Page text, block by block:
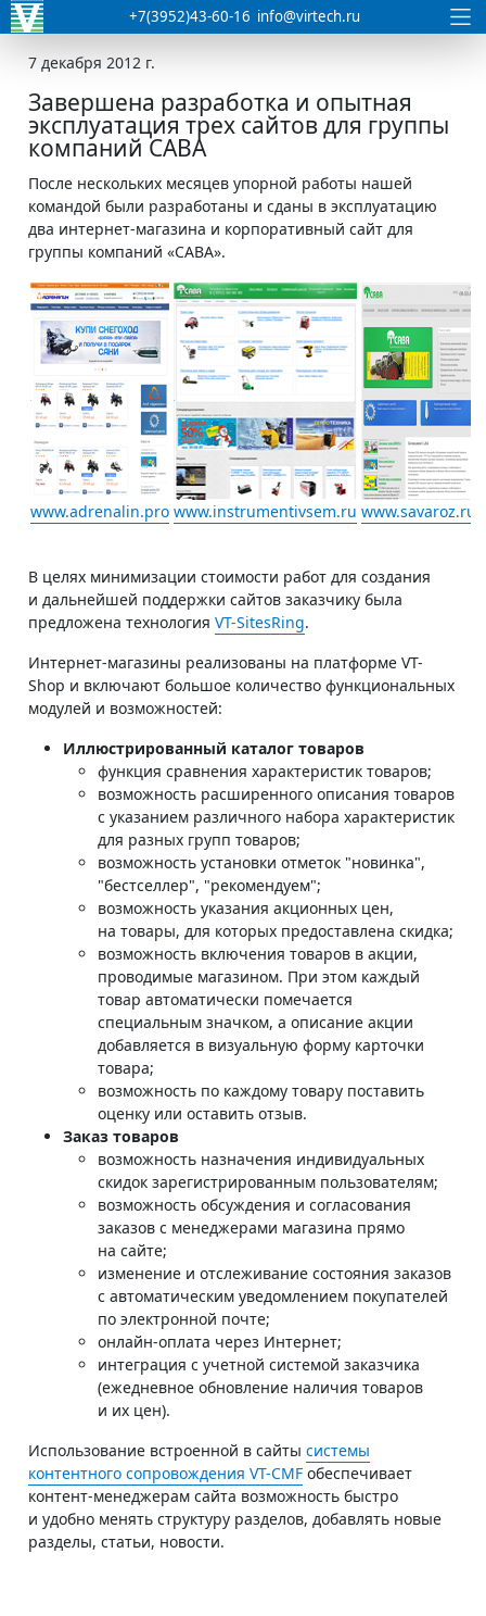
+7(3952)43-60-16 info@virtech.ru
7 декабря 2012 г.
Завершена разработка и опытная
эксплуатация трех сайтов для группы
компаний САВА
После нескольких месяцев упорной работы нашей
командой были разработаны и сданы в эксплуатацию
два интернет-магазина и корпоративный сайт для
группы компаний «САВА».
www.adrenalin.pro www.instrumentivsem.ru www.savaroz.ru
В целях минимизации стоимости работ для создания
и дальнейшей поддержки сайтов заказчику была
предложена технология VT-SitesRing.
Интернет-магазины реализованы на платформе VT-
Shop и включают большое количество функциональных
модулей и возможностей:
Иллюстрированный каталог товаров
функция сравнения характеристик товаров;
возможность расширенного описания товаров
с указанием различного набора характеристик
для разных групп товаров;
возможность установки отметок "новинка",
"бестселлер", "рекомендуем";
возможность указания акционных цен,
на товары, для которых предоставлена скидка;
возможность включения товаров в акции,
проводимые магазином. При этом каждый
товар автоматически помечается
специальным значком, а описание акции
добавляется в визуальную форму карточки
товара;
возможность по каждому товару поставить
оценку или оставить отзыв.
Заказ товаров
возможность назначения индивидуальных
скидок зарегистрированным пользователям;
возможность обсуждения и согласования
заказов с менеджерами магазина прямо
на сайте;
изменение и отслеживание состояния заказов
с автоматическим уведомлением покупателей
по электронной почте;
онлайн-оплата через Интернет;
интеграция с учетной системой заказчика
(ежедневное обновление наличия товаров
и их цен).
Использование встроенной в сайты системы
контентного сопровождения VT-CMF обеспечивает
контент-менеджерам сайта возможность быстро
и удобно менять структуру разделов, добавлять новые
разделы, статьи, новости.